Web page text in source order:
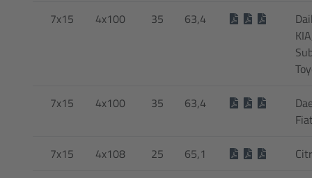
7x15 4x100 35 63,4
7x15 4x100 35 63,4
7x15 4x108 25 65,1